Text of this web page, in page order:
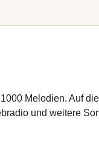
Melodien. Auf
und weitere